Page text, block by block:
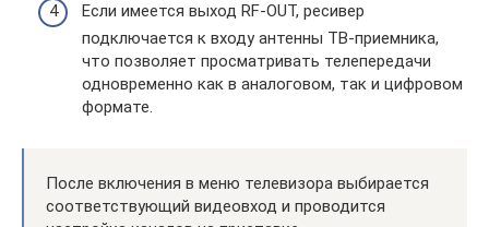
Если имеется выход RF-OUT, ресивер
подключается к входу антенны ТВ-приемника,
что позволяет просматривать телепередачи
одновременно как в аналоговом, так и цифровом
формате.
После включения в меню телевизора выбирается
соответствующий видеовход и проводится